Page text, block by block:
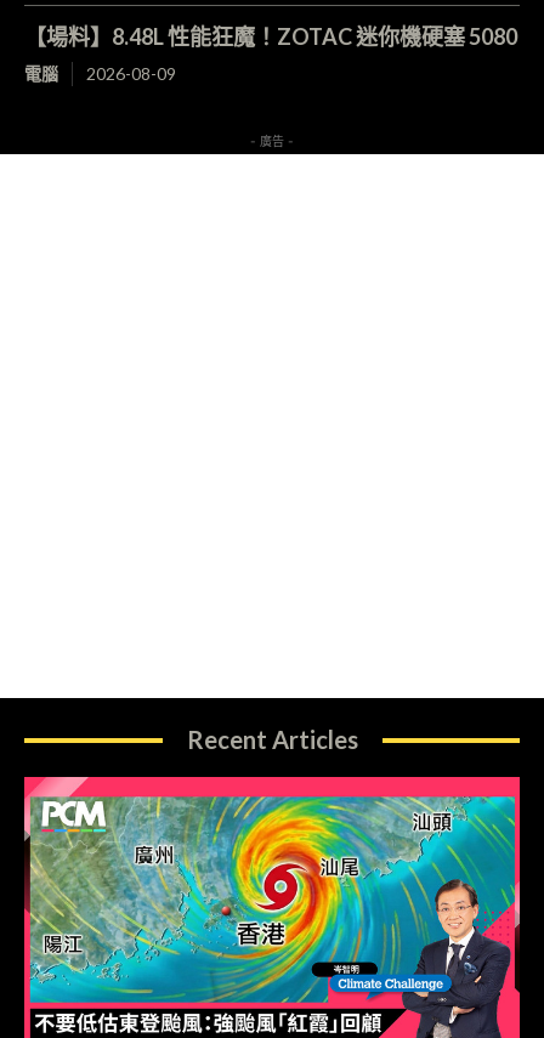
【場料】8.48L 性能狂魔！ZOTAC 迷你機硬塞 5080
電腦 2026-08-09
- 廣告 -
Recent Articles